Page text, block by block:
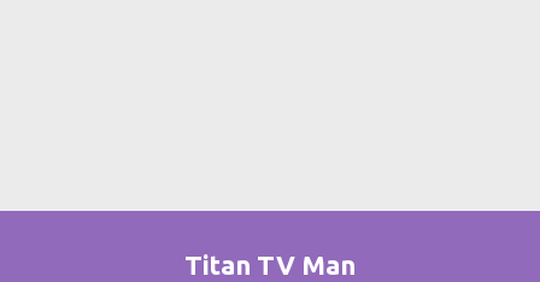
Titan TV Man